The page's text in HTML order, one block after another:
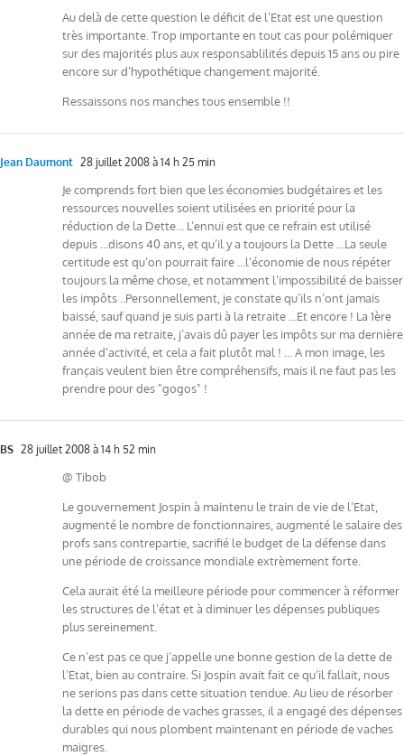
Au delà de cette question le déficit de l’Etat est une question
très importante. Trop importante en tout cas pour polémiquer
sur des majorités plus aux responsablilités depuis 15 ans ou pire
encore sur d’hypothétique changement majorité.
Ressaissons nos manches tous ensemble !!
Jean Daumont 28 juillet 2008 à 14 h 25 min
Je comprends fort bien que les économies budgétaires et les
ressources nouvelles soient utilisées en priorité pour la
réduction de la Dette… L’ennui est que ce refrain est utilisé
depuis …disons 40 ans, et qu’il y a toujours la Dette …La seule
certitude est qu’on pourrait faire …l’économie de nous répéter
toujours la même chose, et notamment l’impossibilité de baisser
les impôts ..Personnellement, je constate qu’ils n’ont jamais
baissé, sauf quand je suis parti à la retraite …Et encore ! La 1ère
année de ma retraite, j’avais dû payer les impôts sur ma dernière
année d’activité, et cela a fait plutôt mal ! … A mon image, les
français veulent bien être compréhensifs, mais il ne faut pas les
prendre pour des "gogos" !
BS 28 juillet 2008 à 14 h 52 min
@ Tibob
Le gouvernement Jospin à maintenu le train de vie de l’Etat,
augmenté le nombre de fonctionnaires, augmenté le salaire des
profs sans contrepartie, sacrifié le budget de la défense dans
une période de croissance mondiale extrèmement forte.
Cela aurait été la meilleure période pour commencer à réformer
les structures de l’état et à diminuer les dépenses publiques
plus sereinement.
Ce n’est pas ce que j’appelle une bonne gestion de la dette de
l’Etat, bien au contraire. Si Jospin avait fait ce qu’il fallait, nous
ne serions pas dans cette situation tendue. Au lieu de résorber
la dette en période de vaches grasses, il a engagé des dépenses
durables qui nous plombent maintenant en période de vaches
maigres.